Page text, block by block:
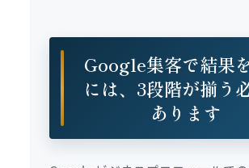
Google集客で結果
には、3段階が揃う
あります